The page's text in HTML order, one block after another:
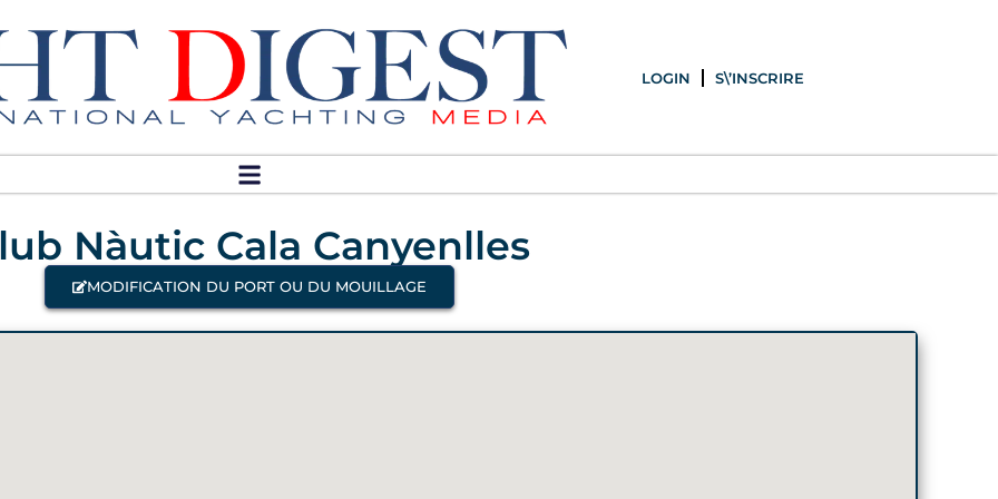
LOGIN S\’INSCRIRE
Nàutic Cala Canyenlles
MODIFICATION DU PORT OU DU MOUILLAGE